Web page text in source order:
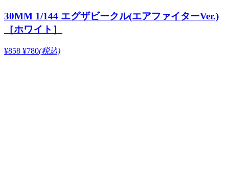
30MM 1/144 エグザビークル(エアファイターVer.)
［ホワイト］
¥858 ¥780(税込)